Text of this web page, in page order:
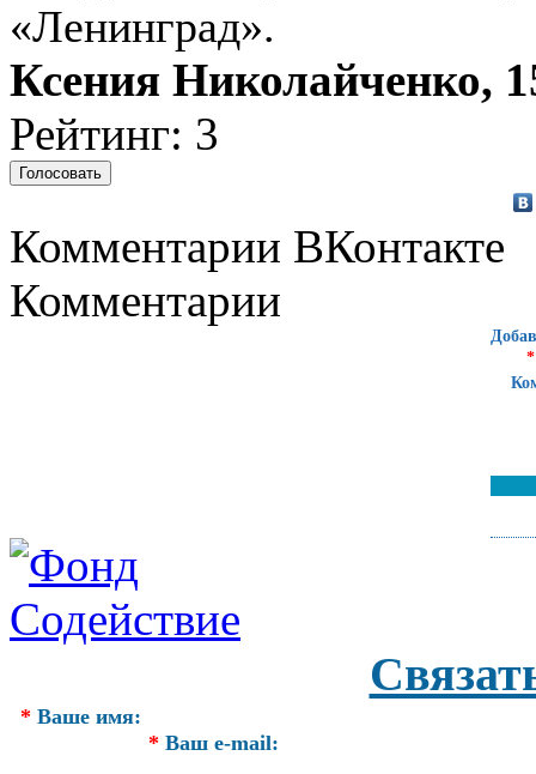
«Ленинград».
Ксения Николайченко,
Рейтинг: 3
Комментарии ВКонтакте
Комментарии
*
* Ваше имя:
* Ваш e-mail: